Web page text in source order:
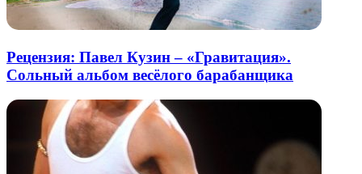
Рецензия: Павел Кузин – «Гравитация».
Сольный альбом весёлого барабанщика